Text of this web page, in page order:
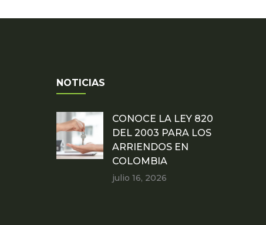
NOTICIAS
CONOCE LA LEY 820
DEL 2003 PARA LOS
ARRIENDOS EN
COLOMBIA
julio 16, 2026